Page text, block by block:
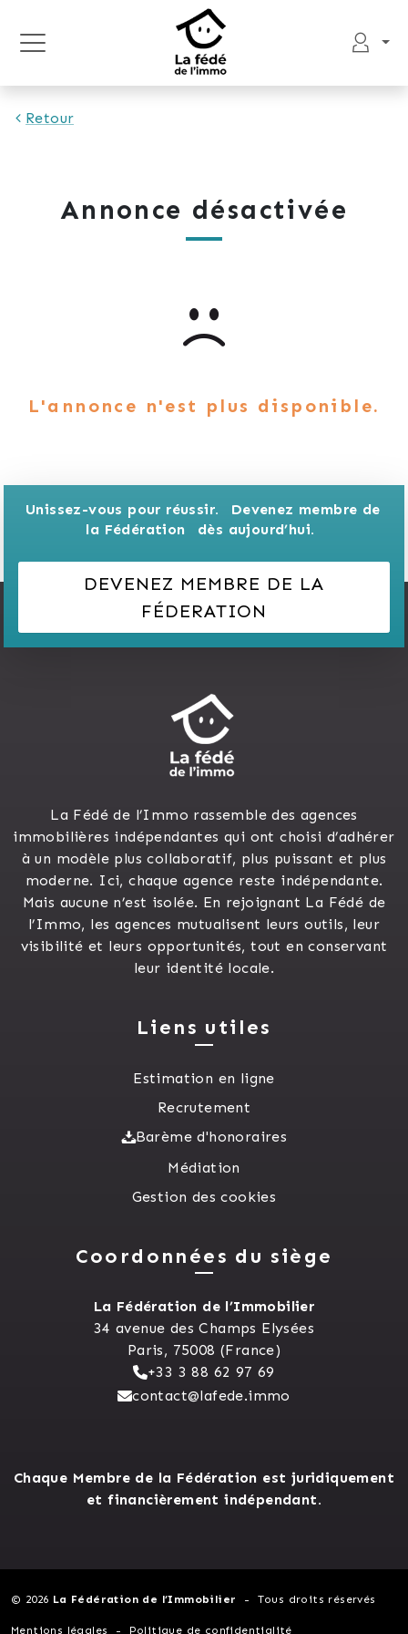
Retour
Annonce désactivée
L'annonce n'est plus disponible.
Unissez-vous pour réussir.
Devenez membre de
la Fédération
dès aujourd’hui.
DEVENEZ MEMBRE DE LA
FÉDERATION
La Fédé de l’Immo rassemble des agences
immobilières indépendantes qui ont choisi d’adhérer
à un modèle plus collaboratif, plus puissant et plus
moderne. Ici, chaque agence reste indépendante.
Mais aucune n’est isolée. En rejoignant La Fédé de
l’Immo, les agences mutualisent leurs outils, leur
visibilité et leurs opportunités, tout en conservant
leur identité locale.
Liens utiles
Estimation en ligne
Recrutement
Barème d'honoraires
Médiation
Gestion des cookies
Coordonnées du siège
La Fédération de l’Immobilier
34 avenue des Champs Elysées
Paris, 75008 (France)
+33 3 88 62 97 69
contact@lafede.immo
Chaque Membre de la Fédération est juridiquement
et financièrement indépendant.
© 2026 La Fédération de l’Immobilier Tous droits réservés
Mentions légales Politique de confidentialité